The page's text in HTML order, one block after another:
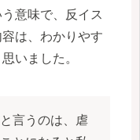
意味で、反イス
は、わかりやす
いました。
言うのは、虐